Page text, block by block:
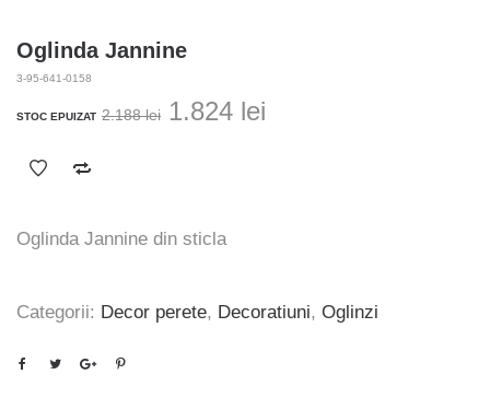
Oglinda Jannine
3-95-641-0158
STOC EPUIZAT 2.188lei Prețul
1.824 lei
Oglinda Jannine din sticla
Categorii: Decor perete, Decoratiuni, Oglinzi